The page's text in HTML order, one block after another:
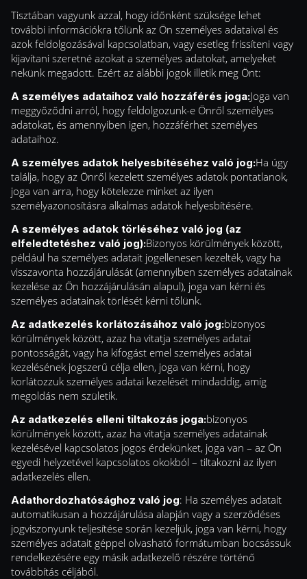
Tisztában vagyunk azzal, hogy időnként szüksége lehet
további információkra tőlünk az Ön személyes adataival és
azok feldolgozásával kapcsolatban, vagy esetleg frissíteni vagy
kijavítani szeretné azokat a személyes adatokat, amelyeket
nekünk megadott. Ezért az alábbi jogok illetik meg Önt:
A személyes adataihoz való hozzáférés joga:Joga van
meggyőződni arról, hogy feldolgozunk-e Önről személyes
adatokat, és amennyiben igen, hozzáférhet személyes
adataihoz.
A személyes adatok helyesbítéséhez való jog:Ha úgy
találja, hogy az Önről kezelett személyes adatok pontatlanok,
joga van arra, hogy kötelezze minket az ilyen
személyazonosításra alkalmas adatok helyesbítésére.
A személyes adatok törléséhez való jog (az
elfeledtetéshez való jog):Bizonyos körülmények között,
például ha személyes adatait jogellenesen kezelték, vagy ha
visszavonta hozzájárulását (amennyiben személyes adatainak
kezelése az Ön hozzájárulásán alapul), joga van kérni és
személyes adatainak törlését kérni tőlünk.
Az adatkezelés korlátozásához való jog:bizonyos
körülmények között, azaz ha vitatja személyes adatai
pontosságát, vagy ha kifogást emel személyes adatai
kezelésének jogszerű célja ellen, joga van kérni, hogy
korlátozzuk személyes adatai kezelését mindaddig, amíg
megoldás nem születik.
Az adatkezelés elleni tiltakozás joga:bizonyos
körülmények között, azaz ha vitatja személyes adatainak
kezelésével kapcsolatos jogos érdekünket, joga van – az Ön
egyedi helyzetével kapcsolatos okokból – tiltakozni az ilyen
adatkezelés ellen.
Adathordozhatósághoz való jog: Ha személyes adatait
automatikusan a hozzájárulása alapján vagy a szerződéses
jogviszonyunk teljesítése során kezeljük, joga van kérni, hogy
személyes adatait géppel olvasható formátumban bocsássuk
rendelkezésére egy másik adatkezelő részére történő
továbbítás céljából.